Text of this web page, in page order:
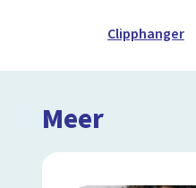
Clipphanger
Meer